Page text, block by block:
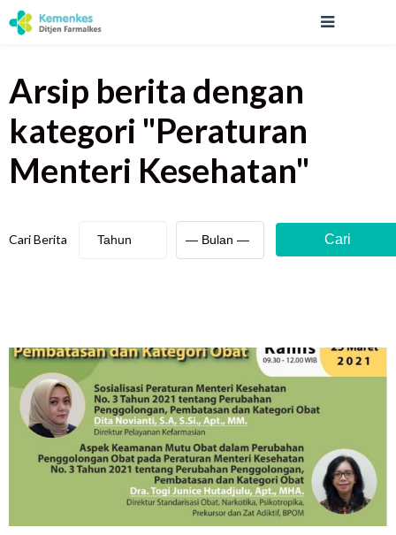
Arsip berita dengan
kategori "Peraturan
Menteri Kesehatan"
Cari Berita Cari